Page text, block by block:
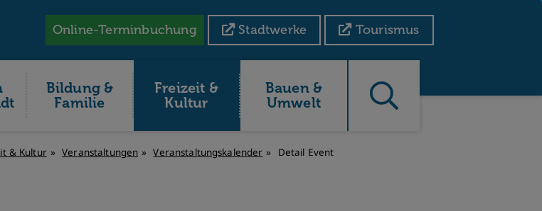
Bildung &
Familie
Freizeit &
Kultur
Bauen &
Umwelt
Online-Terminbuchung Stadtwerke Tourismus
& Kultur Veranstaltungen Veranstaltungskalender Detail Event